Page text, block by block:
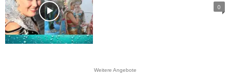
0
Weitere Angebote